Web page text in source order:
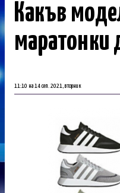
Какъв
маратонки
11:10 на 14 сеп. 2021, вторник